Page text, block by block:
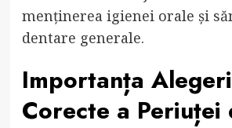
menținerea igienei orale și
dentare generale.
Importanța
Corecte a Periuței